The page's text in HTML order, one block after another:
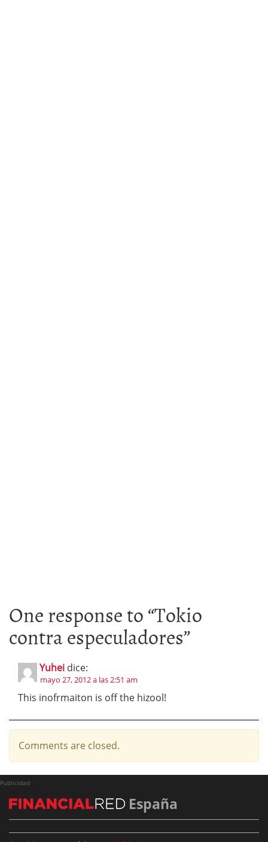
One response to “Tokio
contra especuladores”
Yuhei dice:
mayo 27, 2012 a las 2:51 am
This inofrmaiton is off the hizool!
Comments are closed.
Publicidad
España